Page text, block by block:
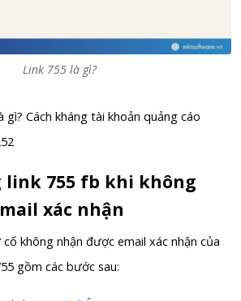
Link 755 là gì?
gì? Cách kháng tài khoản quảng cáo
link 755 fb khi không
xác nhận
không nhận được email xác nhận của
gồm các bước sau: